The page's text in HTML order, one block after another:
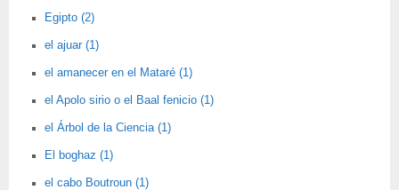
Egipto (2)
el ajuar (1)
el amanecer en el Mataré (1)
el Apolo sirio o el Baal fenicio (1)
el Árbol de la Ciencia (1)
El boghaz (1)
el cabo Boutroun (1)